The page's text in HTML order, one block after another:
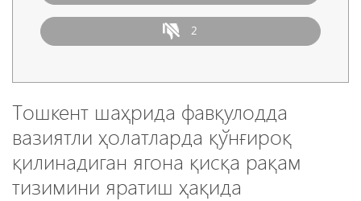
2
Тошкент шаҳрида фавқулодда
вазиятли ҳолатларда қўнғироқ
қилинадиган ягона қисқа рақам
тизимини яратиш ҳақида